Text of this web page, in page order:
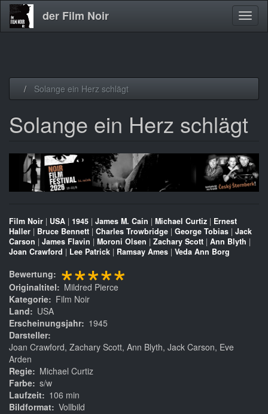
der Film Noir
Solange ein Herz schlägt
Solange ein Herz schlägt
Film Noir | USA | 1945 | James M. Cain | Michael Curtiz | Ernest
Haller | Bruce Bennett | Charles Trowbridge | George Tobias | Jack
Carson | James Flavin | Moroni Olsen | Zachary Scott | Ann Blyth |
Joan Crawford | Lee Patrick | Ramsay Ames | Veda Ann Borg
Bewertung *****
Originaltitel
Mildred Pierce
Kategorie
Film Noir
Land
USA
Erscheinungsjahr
1945
Darsteller
Joan Crawford, Zachary Scott, Ann Blyth, Jack Carson, Eve
Arden
Regie
Michael Curtiz
Farbe s/w
Laufzeit
106 min
Bildformat Vollbild